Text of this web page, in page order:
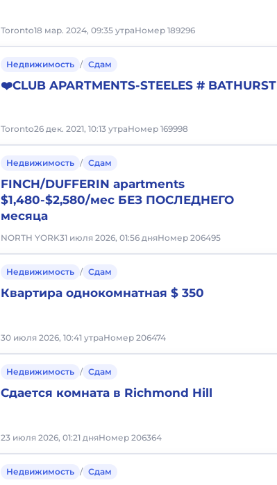
Toronto18 мар. 2024, 09:35 утраНомер 189296
Недвижимость / Сдам
❤️CLUB APARTMENTS-STEELES # BATHURST
Toronto26 дек. 2021, 10:13 утраНомер 169998
Недвижимость / Сдам
FINCH/DUFFERIN apartments
$1,480-$2,580/мес БЕЗ ПОСЛЕДНЕГО
месяца
NORTH YORK31 июля 2026, 01:56 дняНомер 206495
Недвижимость / Сдам
Квартира однокомнатная $ 350
30 июля 2026, 10:41 утраНомер 206474
Недвижимость / Сдам
Сдается комната в Richmond Hill
23 июля 2026, 01:21 дняНомер 206364
Недвижимость / Сдам